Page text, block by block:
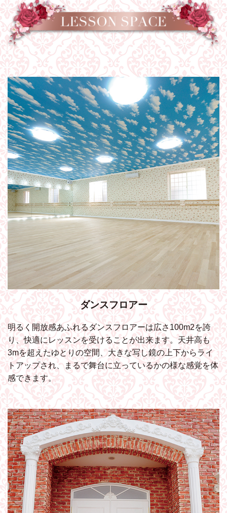
ダンスフロアー
明るく開放感あふれるダンスフロアーは広さ100m2を誇
り、快適にレッスンを受けることが出来ます。天井高も
3mを超えたゆとりの空間、大きな写し鏡の上下からライ
トアップされ、まるで舞台に立っているかの様な感覚を体
感できます。